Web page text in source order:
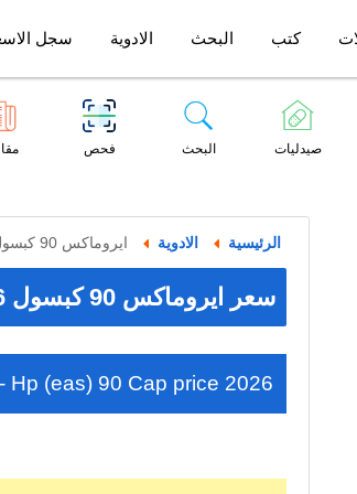
كتب البحث الادوية سجل
صيدليات البحث فحص
الرئيسية الادوية ايروماكس 90 كبسول
سعر ايروماكس 90 كبسول 2026
Hp (eas) 90 Cap price 2026